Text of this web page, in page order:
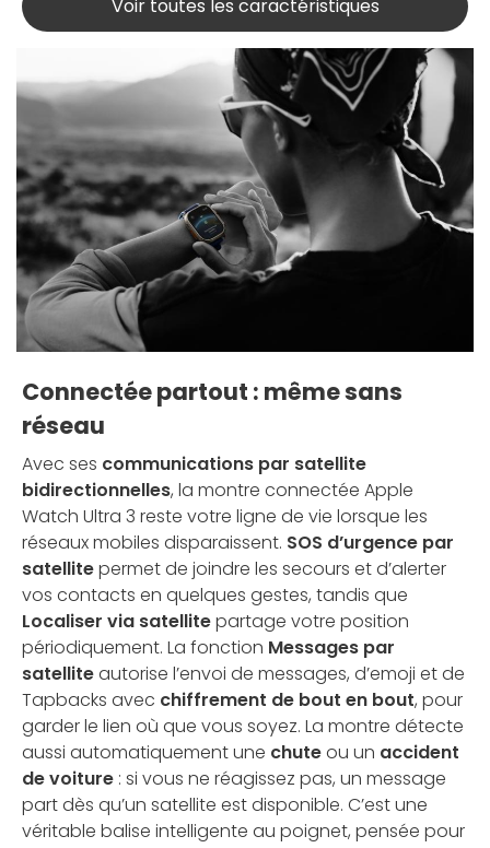
Voir toutes les caractéristiques
Connectée partout : même sans
réseau
Avec ses communications par satellite
bidirectionnelles, la montre connectée Apple
Watch Ultra 3 reste votre ligne de vie lorsque les
réseaux mobiles disparaissent. SOS d’urgence par
satellitepermet de joindre les secours et d’alerter
vos contacts en quelques gestes, tandis que
Localiser via satellitepartage votre position
périodiquement. La fonction Messages par
satelliteautorise l’envoi de messages, d’emoji et de
Tapbacks avec chiffrement de bout en bout, pour
garder le lien où que vous soyez. La montre détecte
aussi automatiquement une chuteou un accident
de voiture : si vous ne réagissez pas, un message
part dès qu’un satellite est disponible. C’est une
véritable balise intelligente au poignet, pensée pour